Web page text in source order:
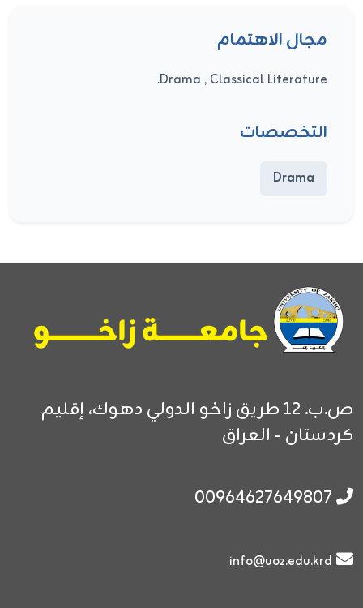
مجال الاهتمام
Drama , Classical Literature.
التخصصات
Drama
ص.ب. 12 طريق زاخو الدولي دهوك، إقليم
كردستان - العراق
00964627649807
info@uoz.edu.krd